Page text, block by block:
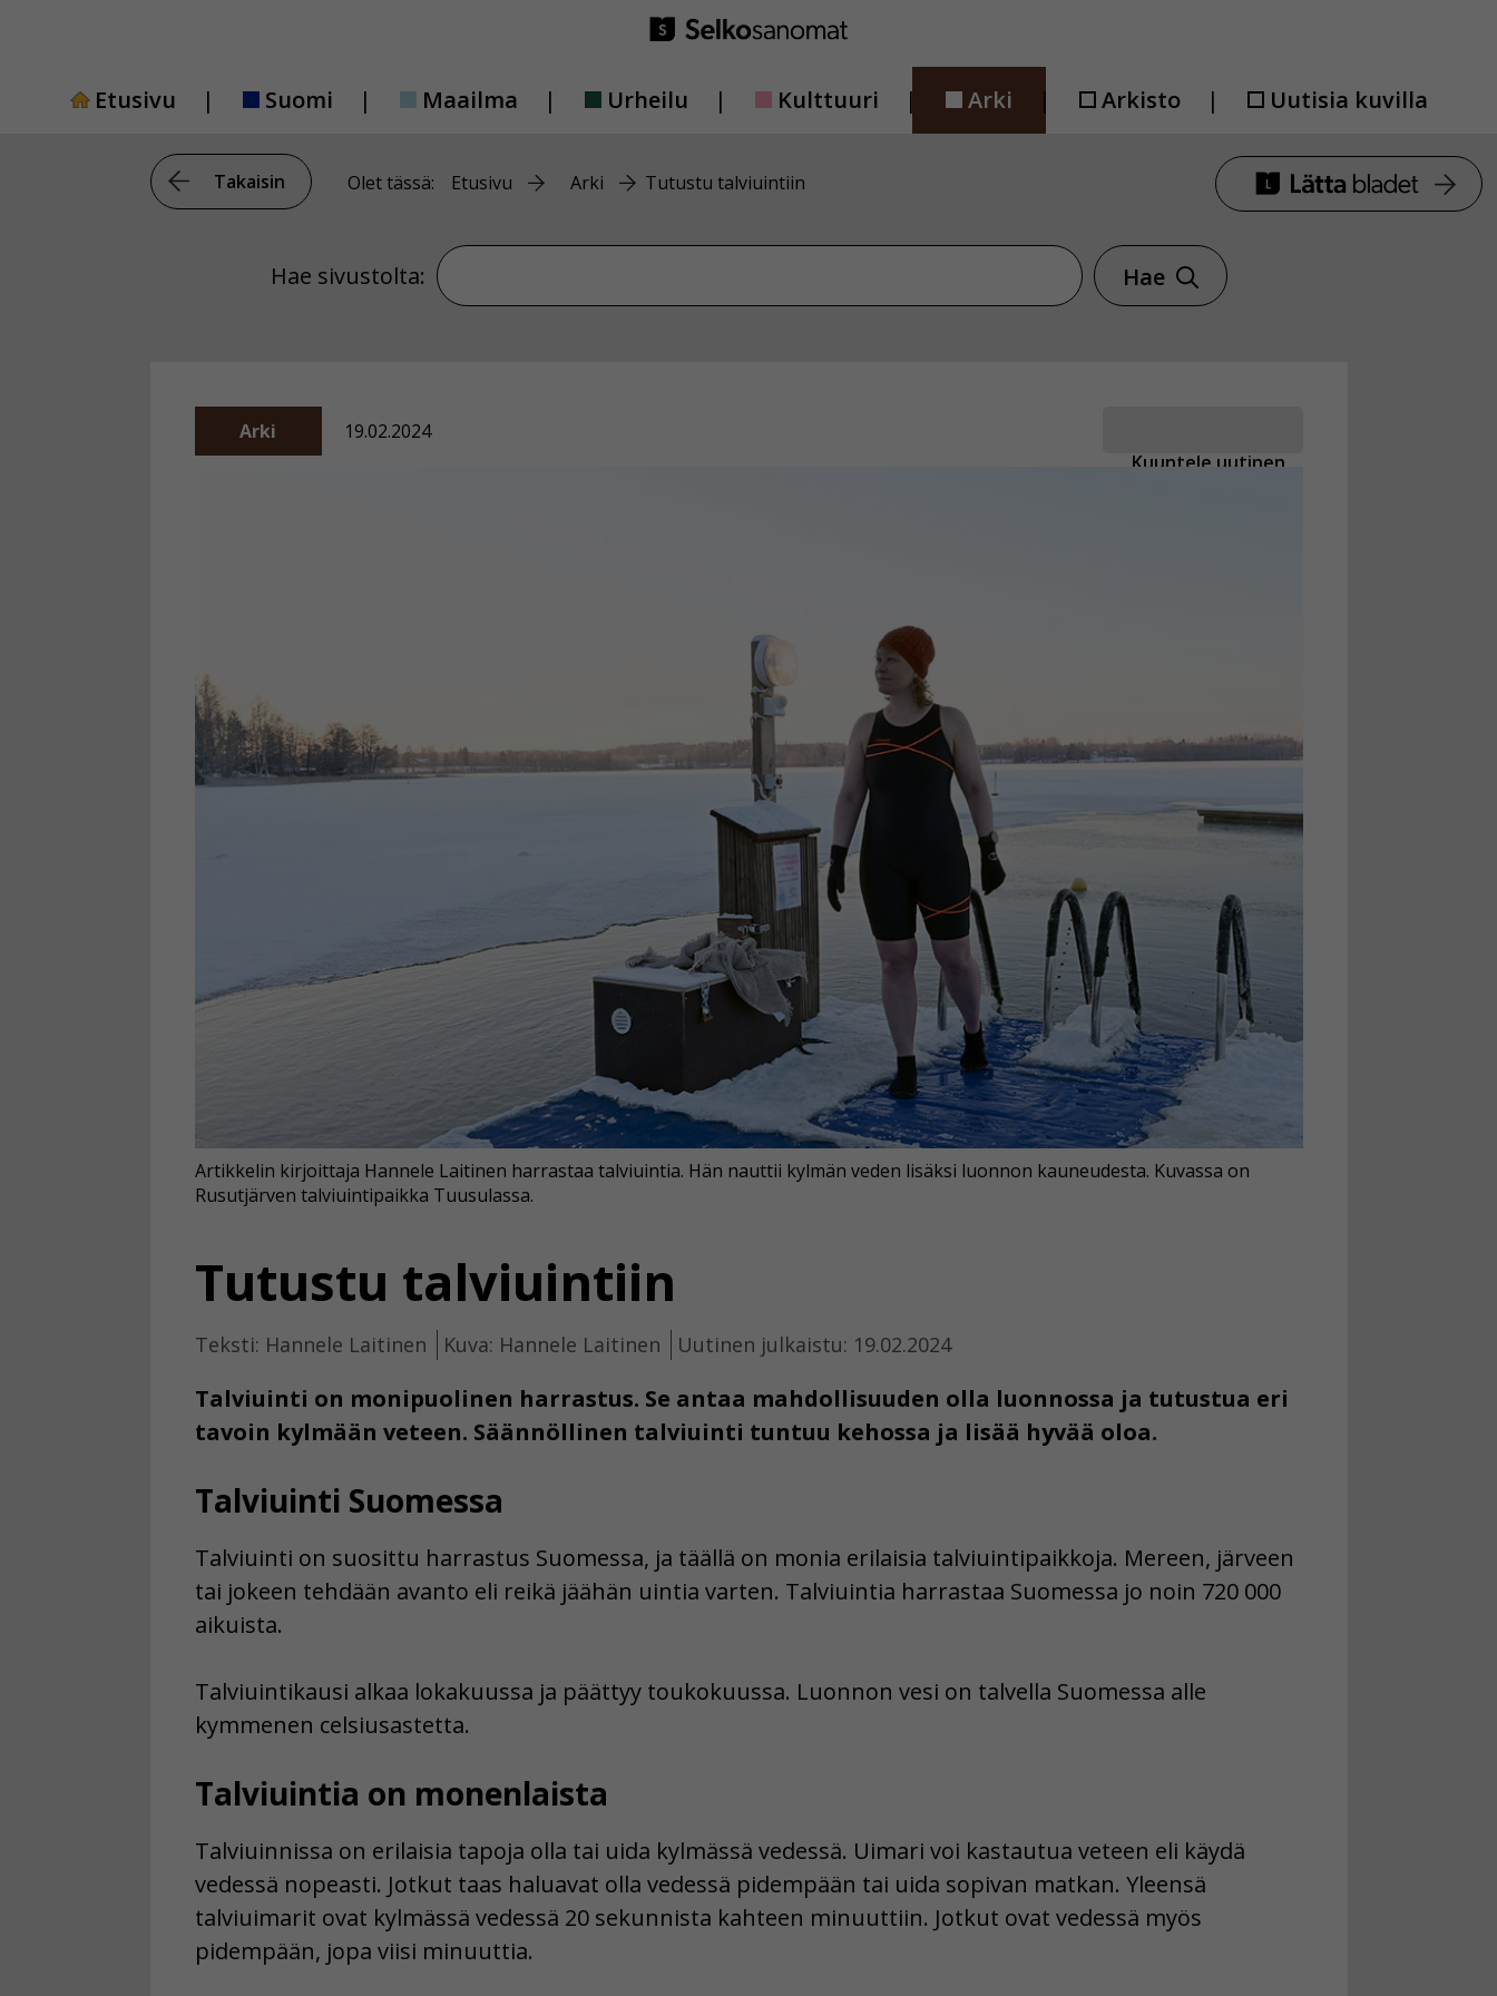
Etusivu
Suomi Maailma Urheilu Kulttuuri Arki Arkisto Uutisia kuvilla
Takaisin Olet tässä: Etusivu Arki Tutustu talviuintiin
Hae sivustolta: Hae sivustolta
Hae
Kuuntele uutinen
Arki 19.02.2024
Tutustu talviuintiin
Teksti: Hannele Laitinen Kuva: Hannele Laitinen Uutinen julkaistu: 19.02.2024
Talviuinti on monipuolinen harrastus. Se antaa mahdollisuuden olla luonnossa ja tutustua eri
tavoin kylmään veteen. Säännöllinen talviuinti tuntuu kehossa ja lisää hyvää oloa.
Artikkelin kirjoittaja Hannele Laitinen harrastaa talviuintia. Hän nauttii kylmän veden lisäksi luonnon kauneudesta. Kuvassa on
Rusutjärven talviuintipaikka Tuusulassa.
Talviuinti Suomessa
Talviuinti on suosittu harrastus Suomessa, ja täällä on monia erilaisia talviuintipaikkoja. Mereen, järveen
tai jokeen tehdään avanto eli reikä jäähän uintia varten. Talviuintia harrastaa Suomessa jo noin 720 000
aikuista.
Talviuintikausi alkaa lokakuussa ja päättyy toukokuussa. Luonnon vesi on talvella Suomessa alle
kymmenen celsiusastetta.
Talviuintia on monenlaista
Talviuinnissa on erilaisia tapoja olla tai uida kylmässä vedessä. Uimari voi kastautua veteen eli käydä
vedessä nopeasti. Jotkut taas haluavat olla vedessä pidempään tai uida sopivan matkan. Yleensä
talviuimarit ovat kylmässä vedessä 20 sekunnista kahteen minuuttiin. Jotkut ovat vedessä myös
pidempään, jopa viisi minuuttia.